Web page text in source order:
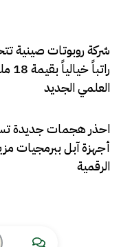
شركة روبوتات صينية
العلمي الجديد
احذر هجمات جديدة
أجهزة آبل ببرمجيات
الرقمية